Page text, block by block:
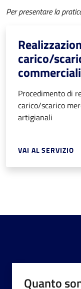
Per presentare la
carico/
Procedimento di
carico/scarico
artigianali
VAI AL SERVIZIO
Quanto